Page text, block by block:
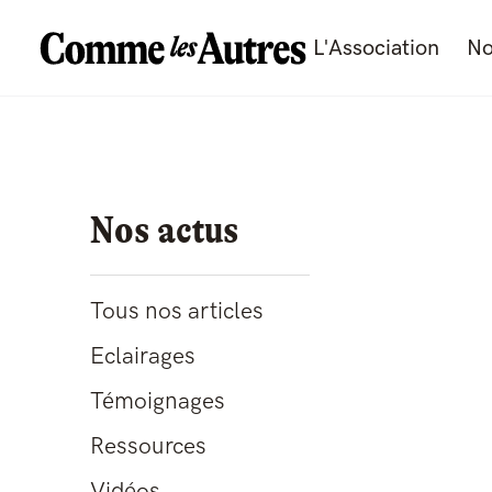
L'Association
Nos actus
Tous nos articles
Eclairages
Témoignages
Ressources